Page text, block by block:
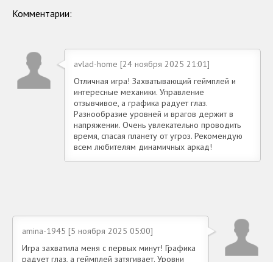
Комментарии:
avlad-home [24 ноября 2025 21:01]
Отличная игра! Захватывающий геймплей и
интересные механики. Управление
отзывчивое, а графика радует глаз.
Разнообразие уровней и врагов держит в
напряжении. Очень увлекательно проводить
время, спасая планету от угроз. Рекомендую
всем любителям динамичных аркад!
amina-1945 [5 ноября 2025 05:00]
Игра захватила меня с первых минут! Графика
радует глаз, а геймплей затягивает. Уровни